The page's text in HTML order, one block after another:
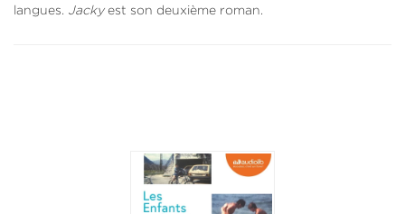
langues. Jackyest son deuxième roman.